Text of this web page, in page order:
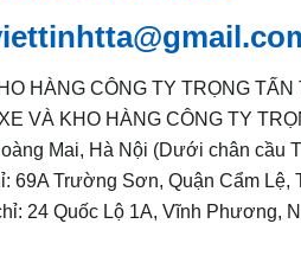
HÀNG CÔNG TY TRỌNG
VÀ KHO HÀNG CÔNG TY
Mai, Hà Nội (Dưới chân cầu
69A Trường Sơn, Quận Cẩm Lệ,
24 Quốc Lộ 1A, Vĩnh Phương,